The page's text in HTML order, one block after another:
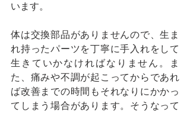
います。
体は交換部品がありませんので、生ま
れ持ったパーツを丁寧に手入れをして
生きていかなければなりません。ま
た、痛みや不調が起こってからであれ
ば改善までの時間もそれなりにかかっ
てしまう場合があります。そうなって